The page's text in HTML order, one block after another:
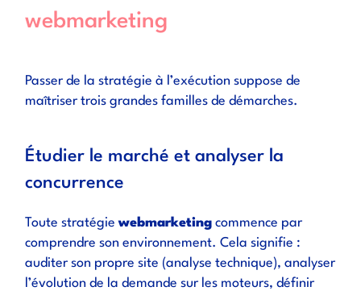
webmarketing
Passer de la stratégie à l’exécution suppose de
maîtriser trois grandes familles de démarches.
Étudier le marché et analyser la
concurrence
Toute stratégiewebmarketing commence par
comprendre son environnement. Cela signifie :
auditer son propre site (analyse technique), analyser
l’évolution de la demande sur les moteurs, définir